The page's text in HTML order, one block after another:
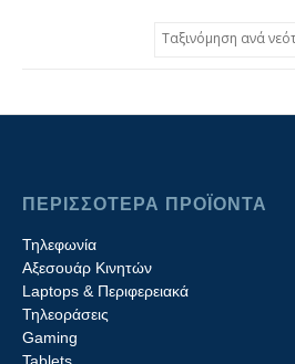
ΠΕΡΙΣΣΟΤΕΡΑ ΠΡΟΪΟΝΤΑ
Τηλεφωνία
Αξεσουάρ Κινητών
Laptops & Περιφερειακά
Τηλεοράσεις
Gaming
Tablets